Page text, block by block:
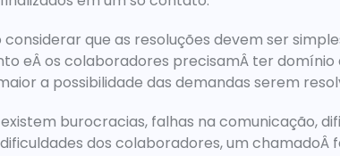
considerar que as resoluções devem ser
eÂ os colaboradores precisamÂ ter
a possibilidade das demandas serem
burocracias, falhas na comunicação,
dos colaboradores, um chamadoÂ